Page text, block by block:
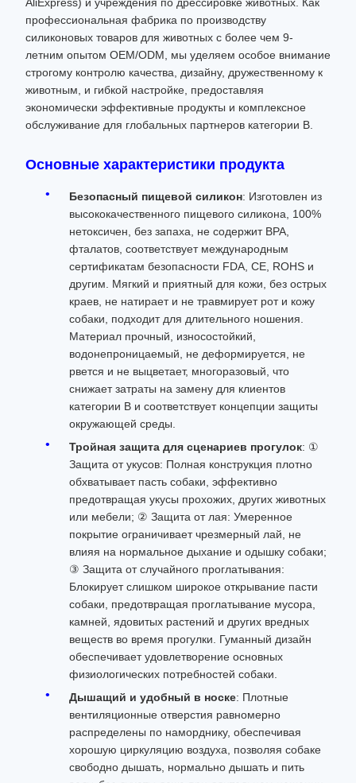
профессиональная фабрика по производству
силиконовых товаров для животных с более чем 9-
летним опытом OEM/ODM, мы уделяем особое внимание
строгому контролю качества, дизайну, дружественному к
животным, и гибкой настройке, предоставляя
экономически эффективные продукты и комплексное
обслуживание для глобальных партнеров категории B.
Основные характеристики продукта
Безопасный пищевой силикон: Изготовлен из
высококачественного пищевого силикона, 100%
нетоксичен, без запаха, не содержит BPA,
фталатов, соответствует международным
сертификатам безопасности FDA, CE, ROHS и
другим. Мягкий и приятный для кожи, без острых
краев, не натирает и не травмирует рот и кожу
собаки, подходит для длительного ношения.
Материал прочный, износостойкий,
водонепроницаемый, не деформируется, не
рвется и не выцветает, многоразовый, что
снижает затраты на замену для клиентов
категории B и соответствует концепции защиты
окружающей среды.
Тройная защита для сценариев прогулок: ①
Защита от укусов: Полная конструкция плотно
обхватывает пасть собаки, эффективно
предотвращая укусы прохожих, других животных
или мебели; ② Защита от лая: Умеренное
покрытие ограничивает чрезмерный лай, не
влияя на нормальное дыхание и одышку собаки;
③ Защита от случайного проглатывания:
Блокирует слишком широкое открывание пасти
собаки, предотвращая проглатывание мусора,
камней, ядовитых растений и других вредных
веществ во время прогулки. Гуманный дизайн
обеспечивает удовлетворение основных
физиологических потребностей собаки.
Дышащий и удобный в носке: Плотные
вентиляционные отверстия равномерно
распределены по наморднику, обеспечивая
хорошую циркуляцию воздуха, позволяя собаке
свободно дышать, нормально дышать и пить